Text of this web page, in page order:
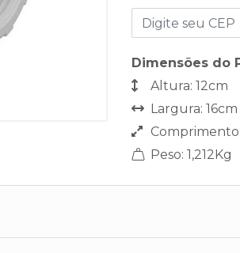
Dimensões do
Altura: 12cm
Largura: 16cm
Peso: 1,212Kg